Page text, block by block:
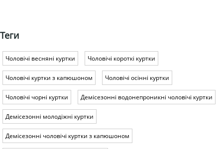
Теги
Чоловічі весняні куртки Чоловічі короткі куртки
Чоловічі куртки з капюшоном Чоловічі осінні куртки
Чоловічі чорні куртки Демісезонні водонепроникні чоловічі куртки
Демісезонні молодіжні куртки
Демісезонні чоловічі куртки з капюшоном